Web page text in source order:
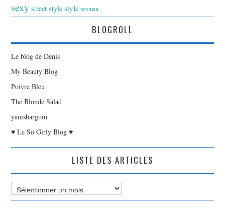
sexy street style style woman
BLOGROLL
Le blog de Denis
My Beauty Blog
Poivre Bleu
The Blonde Salad
yanisbargoin
♥ Le So Girly Blog ♥
LISTE DES ARTICLES
Liste
des